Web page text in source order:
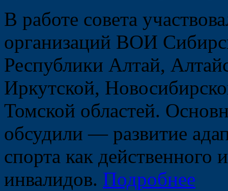
В работе совета
организаций ВОИ
Республики Алтай,
Иркутской,
Томской областей.
обсудили — развитие
спорта как действенного
инвалидов. Подробнее